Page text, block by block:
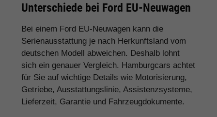
Unterschiede bei Ford EU-Neuwagen
Bei einem Ford EU-Neuwagen kann die
Serienausstattung je nach Herkunftsland vom
deutschen Modell abweichen. Deshalb lohnt
sich ein genauer Vergleich. Hamburgcars achtet
für Sie auf wichtige Details wie Motorisierung,
Getriebe, Ausstattungslinie, Assistenzsysteme,
Lieferzeit, Garantie und Fahrzeugdokumente.